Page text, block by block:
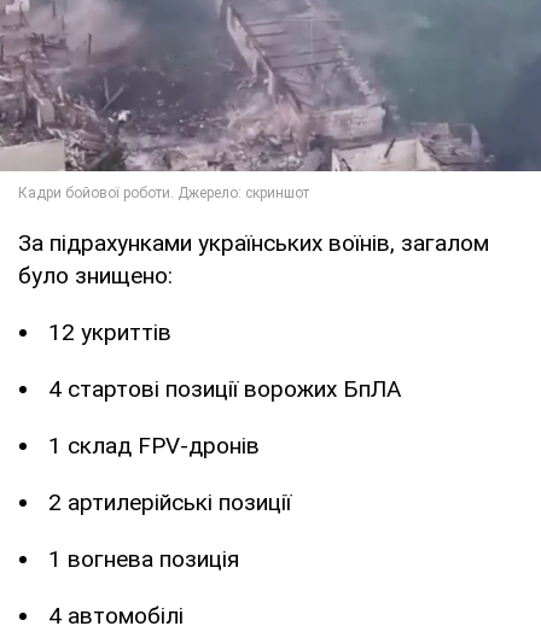
За підрахунками українських воїнів, загалом
було знищено:
12 укриттів
4 стартові позиції ворожих БпЛА
1 склад FPV-дронів
2 артилерійські позиції
1 вогнева позиція
4 автомобілі